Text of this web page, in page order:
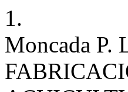
1.
Moncada P.